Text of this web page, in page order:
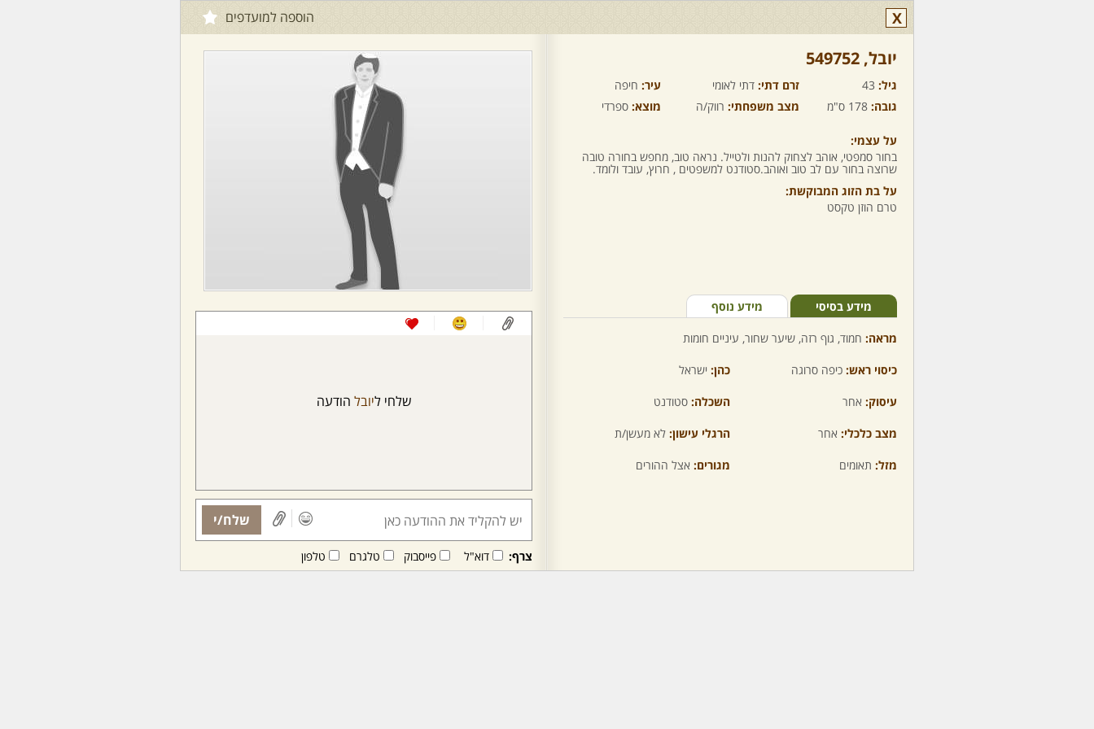
X הוספה למועדפים
יובל,‏ 549752
גיל: 43 זרם דתי: דתי לאומי עיר: חיפה
גובה: 178 ס"מ מצב משפחתי: רווק/ה מוצא: ספרדי
על עצמי:
בחור סמפטי, אוהב לצחוק להנות ולטייל. נראה טוב, מחפש בחורה טובה
שרוצה בחור עם לב טוב ואוהב.סטודנט למשפטים , חרוץ, עובד ולומד.
על בת הזוג המבוקשת:
טרם הוזן טקסט
מידע בסיסי מידע נוסף
מראה: חמוד, גוף רזה, שיער שחור, עיניים חומות
כיסוי ראש: כיפה סרוגה כהן: ישראל
עיסוק: אחר השכלה: סטודנט
מצב כלכלי: אחר הרגלי עישון: לא מעשן/ת
מזל: תאומים מגורים: אצל ההורים
שלחי ליובל הודעה
שלח/י
צרף: דוא"ל פייסבוק טלגרם טלפון